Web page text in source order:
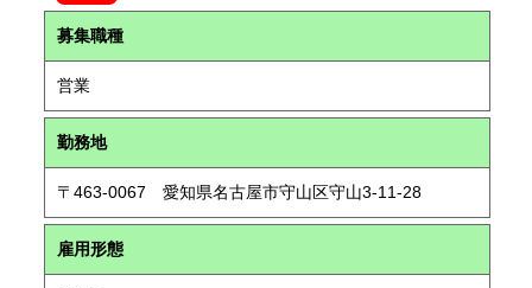
募集職種
営業
勤務地
〒463-0067 愛知県名古屋市守山区守山3-11-28
雇用形態